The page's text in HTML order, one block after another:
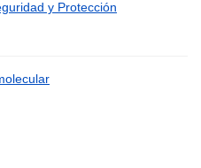
y Protección